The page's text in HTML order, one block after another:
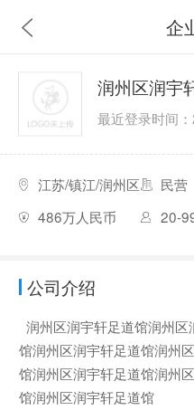
企
润州区润宇
最近登录时间
江苏/镇江/润州区 民营
486万人民币
20-
公司介绍
润州区润宇轩足道馆润州
馆润州区润宇轩足道馆润州
馆润州区润宇轩足道馆润州
馆润州区润宇轩足道馆